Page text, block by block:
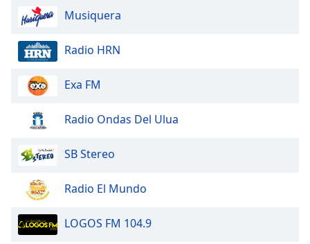
Musiquera
Radio HRN
Exa FM
Radio Ondas Del Ulua
SB Stereo
Radio El Mundo
LOGOS FM 104.9